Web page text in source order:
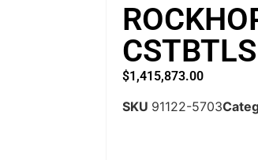
$1,415,873.00
SKU 91122-5703